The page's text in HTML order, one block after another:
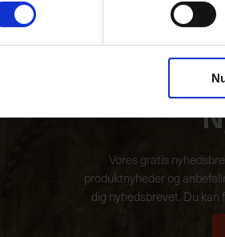
Vores gratis
produktnyheder og
dig nyhedsbrevet. Du